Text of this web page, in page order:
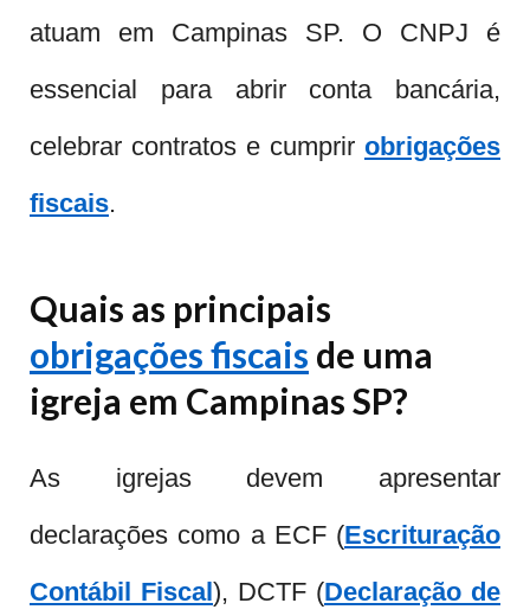
atuam em Campinas SP. O CNPJ é
essencial para abrir conta bancária,
celebrar contratos e cumprir obrigações
fiscais.
Quais as principais
obrigações fiscais de uma
igreja em Campinas SP?
As igrejas devem apresentar
declarações como a ECF (Escrituração
Contábil Fiscal), DCTF (Declaração de